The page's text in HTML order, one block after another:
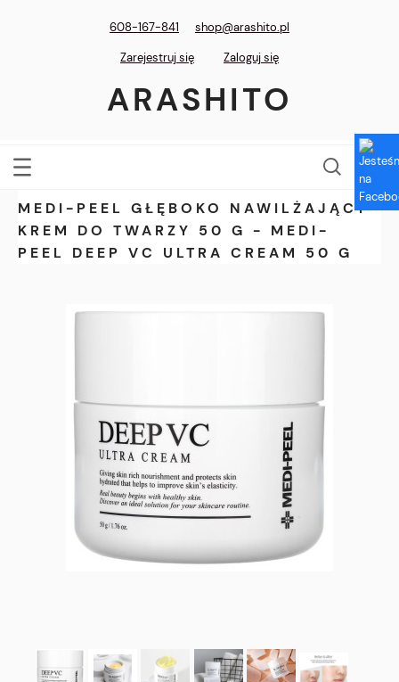
608-167-841
shop@arashito.pl
Zarejestruj się
Zaloguj się
ARASHITO
MEDI-PEEL GŁĘBOKO NAWILŻAJĄCY
KREM DO TWARZY 50 G - MEDI-
PEEL DEEP VC ULTRA CREAM 50 G